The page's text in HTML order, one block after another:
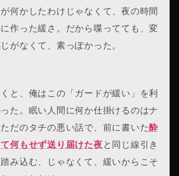
何かしたわけじゃなくて、夜の時間
作った緩さ。だから喋ってても、変
がなくて、素っぽかった。
と、俺はこの「ガードが緩い」を利
た。眠い人間に何か仕掛けるのはナ
だのタチの悪い話で、前に書いた酔
何もせず送り届けた夜と同じ線引き
み込む、じゃなくて、緩いからこそ